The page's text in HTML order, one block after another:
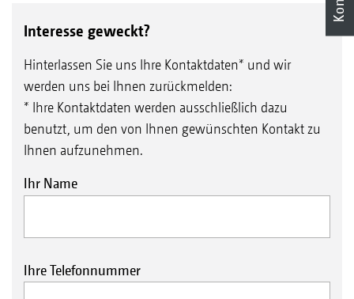
Trennung des Kreiselgrubbers und der Precea-
Säeinheit sehr einfach von der Hand. Die
gesamte Säeinheit lässt sich in kurzer Zeit
demontieren. Der Kreiselgrubber kann dadurch
auch mit der Säschiene der Avant 02
kombiniert werden. Alternativ kann der
Kreiselgrubber auch solo für die
Interesse geweckt?
Hinterlassen Sie uns Ihre Kontaktdaten* und wir
werden uns bei Ihnen zurückmelden:
* Ihre Kontaktdaten werden ausschließlich dazu
benutzt, um den von Ihnen gewünschten Kontakt zu
Ihnen aufzunehmen.
Ihr Name
Ihre Telefonnummer